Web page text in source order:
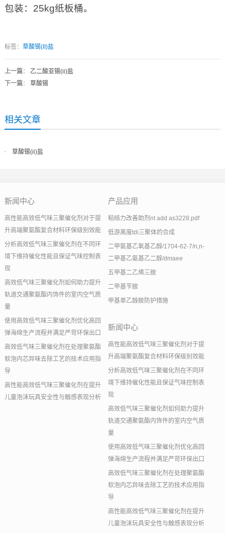
包装：25kg纸板桶。
标签： 草酸锡(II)盐
上一篇： 乙二酸亚锡(ii)盐
下一篇： 草酸锡
相关文章
草酸锡(ii)盐
新闻中心
高性能高效低气味三聚催化剂对于提
升高端聚氨酯复合材料环保级别效能
分析高效低气味三聚催化剂在不同环
境下维持催化性能且保证气味控制表
现
高效低气味三聚催化剂如何助力提升
轨道交通聚氨酯内饰件的室内空气质
量
使用高效低气味三聚催化剂优化高回
弹海绵生产流程并满足严苛环保出口
高效低气味三聚催化剂在处理聚氨酯
软泡内芯异味去除工艺的技术应用指
导
高性能高效低气味三聚催化剂在提升
儿童泡沫玩具安全性与触感表现分析
产品应用
粘结力改善助剂nt add as3228.pdf
低游离度tdi三聚体的合成
二甲氨基乙氧基乙醇/1704-62-7/n,n-
二甲基乙氨基乙二醇/dmaee
五甲基二乙烯三胺
二甲基苄胺
甲基单乙醇胺防护措施
新闻中心
高性能高效低气味三聚催化剂对于提
升高端聚氨酯复合材料环保级别效能
分析高效低气味三聚催化剂在不同环
境下维持催化性能且保证气味控制表
现
高效低气味三聚催化剂如何助力提升
轨道交通聚氨酯内饰件的室内空气质
量
使用高效低气味三聚催化剂优化高回
弹海绵生产流程并满足严苛环保出口
高效低气味三聚催化剂在处理聚氨酯
软泡内芯异味去除工艺的技术应用指
导
高性能高效低气味三聚催化剂在提升
儿童泡沫玩具安全性与触感表现分析